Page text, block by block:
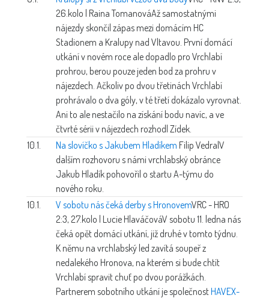
26.kolo | Raina TomanováAž samostatnými
nájezdy skončil zápas mezi domácím HC
Stadionem a Kralupy nad Vltavou. První domácí
utkání v novém roce ale dopadlo pro Vrchlabí
prohrou, berou pouze jeden bod za prohru v
nájezdech. Ačkoliv po dvou třetinách Vrchlabí
prohrávalo o dva góly, v té třetí dokázalo vyrovnat.
Ani to ale nestačilo na získání bodu navíc, a ve
čtvrté sérii v nájezdech rozhodl Zídek.
10.1.
Na slovíčko s Jakubem Hladíkem Filip VedralV
dalším rozhovoru s námi vrchlabský obránce
Jakub Hladík pohovořil o startu A-týmu do
nového roku.
10.1.
V sobotu nás čeká derby s HronovemVRC - HRO
2:3, 27.kolo | Lucie HlaváčováV sobotu 11. ledna nás
čeká opět domácí utkání, již druhé v tomto týdnu.
K němu na vrchlabský led zavítá soupeř z
nedalekého Hronova, na kterém si bude chtít
Vrchlabí spravit chuť po dvou porážkách.
Partnerem sobotního utkání je společnostHAVEX-